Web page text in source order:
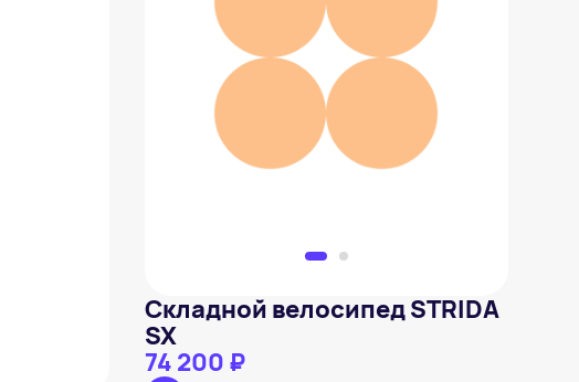
Складной велосипед STRIDA SX
74 200 ₽
Добавить в вишлист
Складной велосипед STRIDA
SX
74 200 ₽